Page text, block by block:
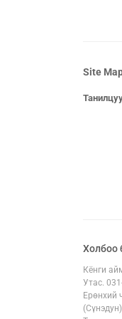
Site
Холбоо
Кёнги
Утас.
Ерөнхий
(Сүнэдун)